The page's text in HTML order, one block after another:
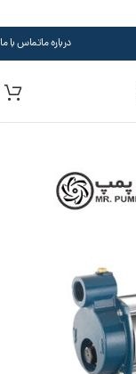
درباره ماتماس با ما